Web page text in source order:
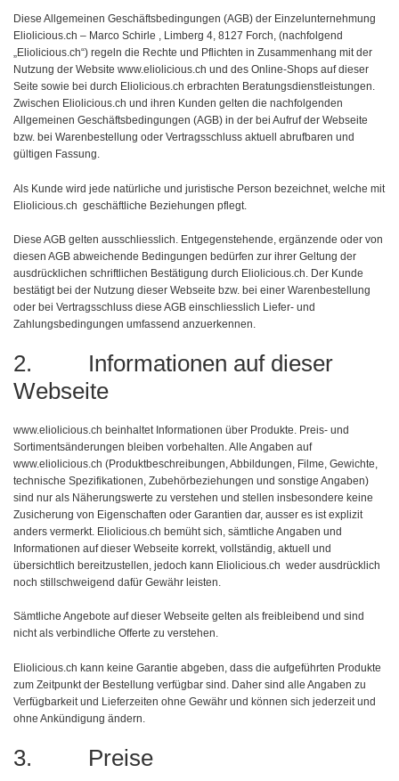
Diese Allgemeinen Geschäftsbedingungen (AGB) der Einzelunternehmung
Eliolicious.ch – Marco Schirle , Limberg 4, 8127 Forch, (nachfolgend
„Eliolicious.ch“) regeln die Rechte und Pflichten in Zusammenhang mit der
Nutzung der Website www.eliolicious.ch und des Online-Shops auf dieser
Seite sowie bei durch Eliolicious.ch erbrachten Beratungsdienstleistungen.
Zwischen Eliolicious.ch und ihren Kunden gelten die nachfolgenden
Allgemeinen Geschäftsbedingungen (AGB) in der bei Aufruf der Webseite
bzw. bei Warenbestellung oder Vertragsschluss aktuell abrufbaren und
gültigen Fassung.
Als Kunde wird jede natürliche und juristische Person bezeichnet, welche mit
Eliolicious.ch geschäftliche Beziehungen pflegt.
Diese AGB gelten ausschliesslich. Entgegenstehende, ergänzende oder von
diesen AGB abweichende Bedingungen bedürfen zur ihrer Geltung der
ausdrücklichen schriftlichen Bestätigung durch Eliolicious.ch. Der Kunde
bestätigt bei der Nutzung dieser Webseite bzw. bei einer Warenbestellung
oder bei Vertragsschluss diese AGB einschliesslich Liefer- und
Zahlungsbedingungen umfassend anzuerkennen.
2. Informationen auf dieser
Webseite
www.eliolicious.ch beinhaltet Informationen über Produkte. Preis- und
Sortimentsänderungen bleiben vorbehalten. Alle Angaben auf
www.eliolicious.ch (Produktbeschreibungen, Abbildungen, Filme, Gewichte,
technische Spezifikationen, Zubehörbeziehungen und sonstige Angaben)
sind nur als Näherungswerte zu verstehen und stellen insbesondere keine
Zusicherung von Eigenschaften oder Garantien dar, ausser es ist explizit
anders vermerkt. Eliolicious.ch bemüht sich, sämtliche Angaben und
Informationen auf dieser Webseite korrekt, vollständig, aktuell und
übersichtlich bereitzustellen, jedoch kann Eliolicious.ch weder ausdrücklich
noch stillschweigend dafür Gewähr leisten.
Sämtliche Angebote auf dieser Webseite gelten als freibleibend und sind
nicht als verbindliche Offerte zu verstehen.
Eliolicious.ch kann keine Garantie abgeben, dass die aufgeführten Produkte
zum Zeitpunkt der Bestellung verfügbar sind. Daher sind alle Angaben zu
Verfügbarkeit und Lieferzeiten ohne Gewähr und können sich jederzeit und
ohne Ankündigung ändern.
3. Preise